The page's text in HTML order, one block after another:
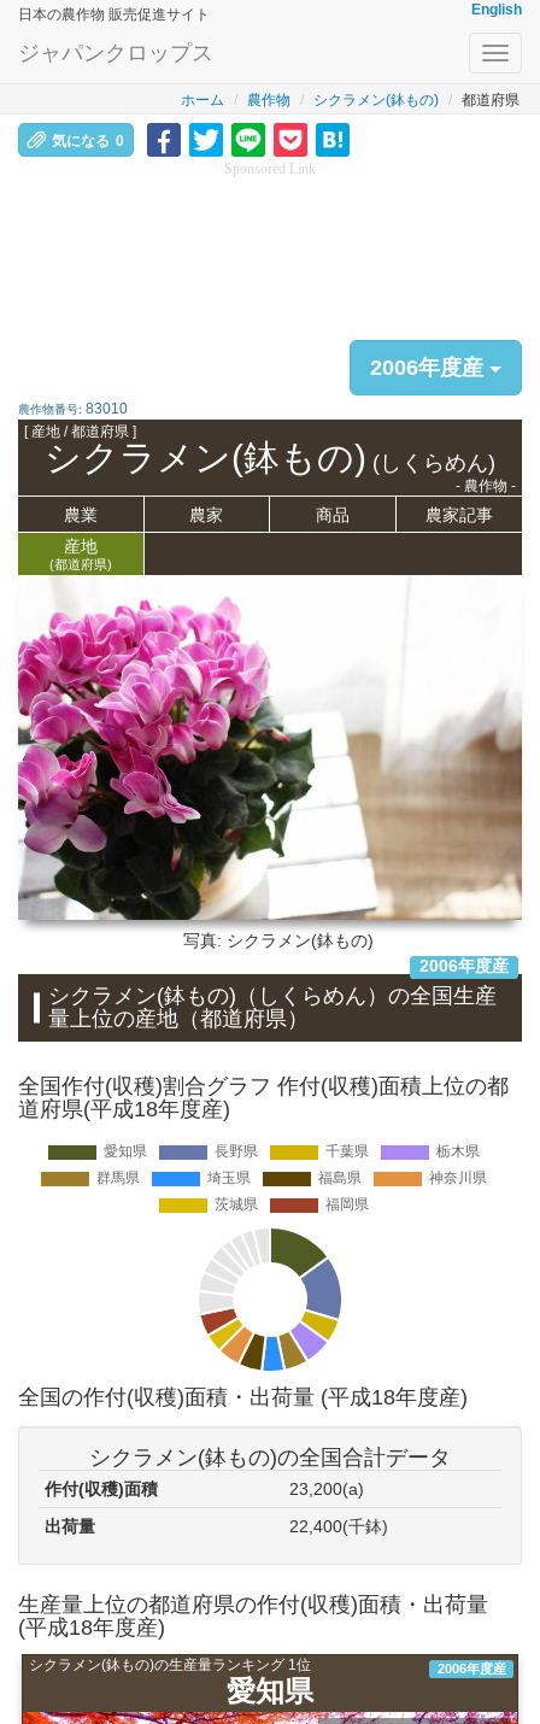
日本の農作物 販売促進サイト English
ジャパンクロップス
ホーム 農作物 シクラメン(鉢もの) 都道府県
気になる 0
Sponsored Link
2006年度産
農作物番号: 83010
[ 産地 / 都道府県 ]
シクラメン(鉢もの) (しくらめん)
- 農作物 -
農業 農家 商品
農家記事
産地
(都道府県)
写真: シクラメン(鉢もの)
2006年度産
シクラメン(鉢もの)（しくらめん）の全国生産
量上位の産地 （都道府県）
全国作付(収穫)割合グラフ 作付(収穫)面積上位の都
道府県(平成18年度産)
全国の作付(収穫)面積・出荷量 (平成18年度産)
シクラメン(鉢もの)の全国合計データ
作付(収穫)面積
23,200(a)
出荷量
22,400(千鉢)
生産量上位の都道府県の作付(収穫)面積・出荷量
(平成18年度産)
シクラメン(鉢もの)の生産量ランキング 1位
愛知県
2006年度産